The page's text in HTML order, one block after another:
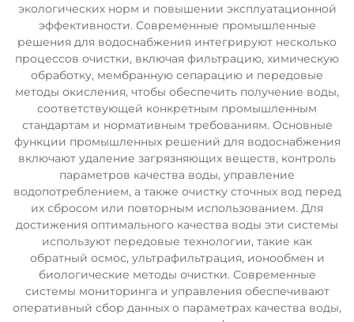
экологических норм и повышении эксплуатационной
эффективности. Современные промышленные
решения для водоснабжения интегрируют несколько
процессов очистки, включая фильтрацию, химическую
обработку, мембранную сепарацию и передовые
методы окисления, чтобы обеспечить получение воды,
соответствующей конкретным промышленным
стандартам и нормативным требованиям. Основные
функции промышленных решений для водоснабжения
включают удаление загрязняющих веществ, контроль
параметров качества воды, управление
водопотреблением, а также очистку сточных вод перед
их сбросом или повторным использованием. Для
достижения оптимального качества воды эти системы
используют передовые технологии, такие как
обратный осмос, ультрафильтрация, ионообмен и
биологические методы очистки. Современные
системы мониторинга и управления обеспечивают
оперативный сбор данных о параметрах качества воды,